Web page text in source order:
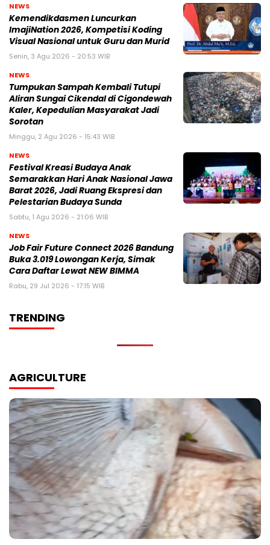
NEWS
Kemendikdasmen Luncurkan
ImajiNation 2026, Kompetisi Koding
Visual Nasional untuk Guru dan Murid
Senin, 3 Agu 2026 - 20:53 WIB
NEWS
Tumpukan Sampah Kembali Tutupi
Aliran Sungai Cikendal di Cigondewah
Kaler, Kepedulian Masyarakat Jadi
Sorotan
Minggu, 2 Agu 2026 - 15:43 WIB
NEWS
Festival Kreasi Budaya Anak
Semarakkan Hari Anak Nasional Jawa
Barat 2026, Jadi Ruang Ekspresi dan
Pelestarian Budaya Sunda
Sabtu, 1 Agu 2026 - 21:06 WIB
NEWS
Job Fair Future Connect 2026 Bandung
Buka 3.019 Lowongan Kerja, Simak
Cara Daftar Lewat NEW BIMMA
Rabu, 29 Jul 2026 - 17:15 WIB
TRENDING
AGRICULTURE